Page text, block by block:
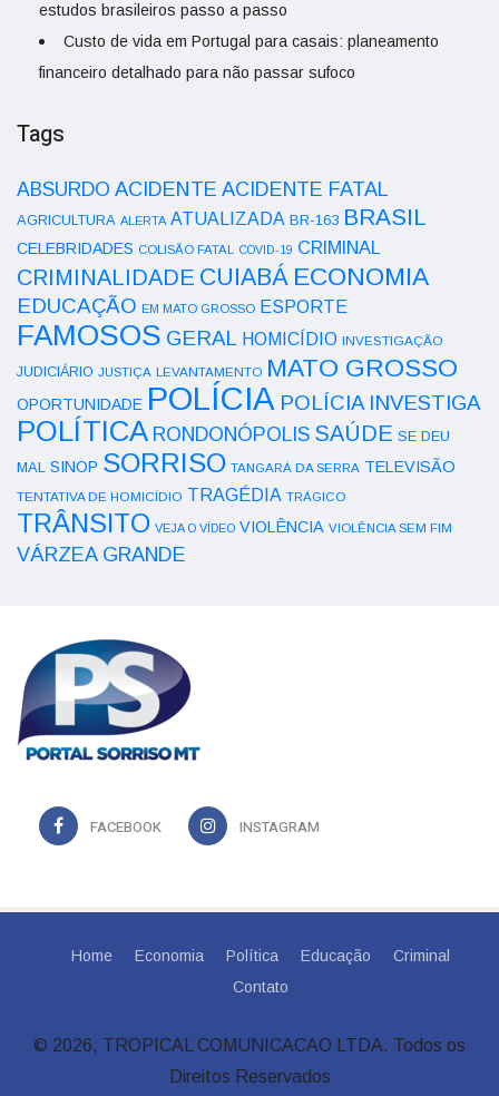
estudos brasileiros passo a passo
Custo de vida em Portugal para casais: planeamento
financeiro detalhado para não passar sufoco
Tags
ABSURDO ACIDENTE ACIDENTE FATAL
AGRICULTURA ALERTA ATUALIZADA BR-163 BRASIL
CELEBRIDADES COLISÃO FATAL COVID-19 CRIMINAL
CRIMINALIDADE CUIABÁ ECONOMIA
EDUCAÇÃO EM MATO GROSSO ESPORTE
FAMOSOS GERAL HOMICÍDIO INVESTIGAÇÃO
JUDICIÁRIO JUSTIÇA LEVANTAMENTO MATO GROSSO
OPORTUNIDADE POLÍCIA POLÍCIA INVESTIGA
POLÍTICA RONDONÓPOLIS SAÚDE SE DEU
MAL SINOP SORRISO TANGARÁ DA SERRA TELEVISÃO
TENTATIVA DE HOMICÍDIO TRAGÉDIA TRÁGICO
TRÂNSITO VEJA O VÍDEO VIOLÊNCIA VIOLÊNCIA SEM FIM
VÁRZEA GRANDE
FACEBOOK INSTAGRAM
Home Economia Política Educação
Criminal
Contato
© 2026, TROPICAL COMUNICACAO LTDA. Todos os
Direitos Reservados